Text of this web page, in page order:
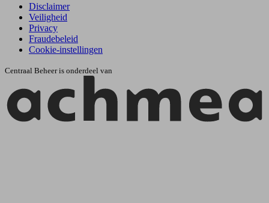
Disclaimer
Veiligheid
Privacy
Fraudebeleid
Cookie-instellingen
Centraal Beheer is onderdeel van